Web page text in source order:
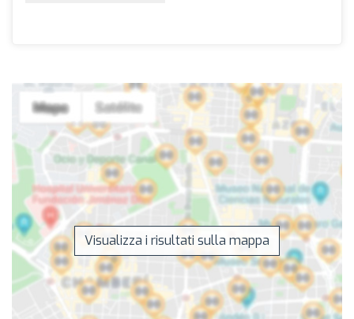
Visualizza i risultati sulla mappa